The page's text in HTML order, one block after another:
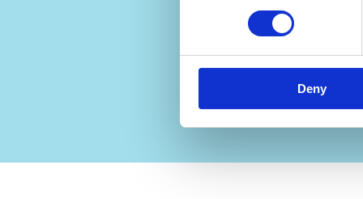
Deny
updates met
dag duurde,